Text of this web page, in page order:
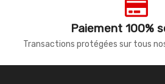
Paiement 100%
Transactions protégées sur tous